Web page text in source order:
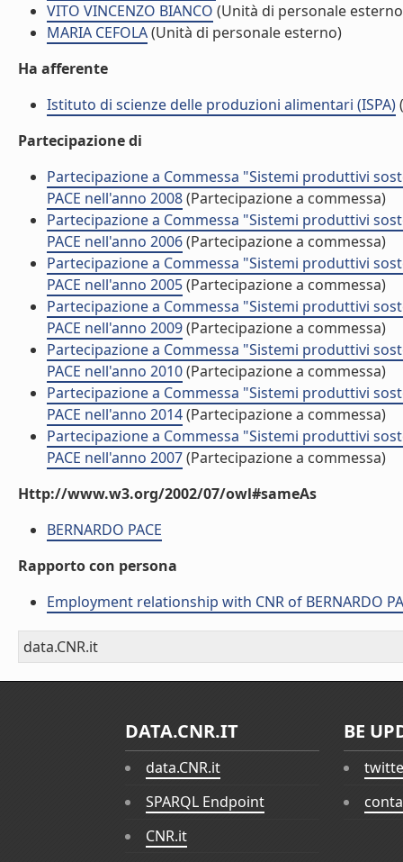
VITO VINCENZO BIANCO (Unità di personale
MARIA CEFOLA(Unità di personale esterno)
Ha afferente
Istituto di scienze delle produzioni alimentari (ISPA)
Partecipazione di
Partecipazione a Commessa "Sistemi produttivi
PACE nell'anno 2008(Partecipazione a commessa)
Partecipazione a Commessa "Sistemi produttivi
PACE nell'anno 2006(Partecipazione a commessa)
Partecipazione a Commessa "Sistemi produttivi
PACE nell'anno 2005(Partecipazione a commessa)
Partecipazione a Commessa "Sistemi produttivi
PACE nell'anno 2009(Partecipazione a commessa)
Partecipazione a Commessa "Sistemi produttivi
PACE nell'anno 2010(Partecipazione a commessa)
Partecipazione a Commessa "Sistemi produttivi
PACE nell'anno 2014(Partecipazione a commessa)
Partecipazione a Commessa "Sistemi produttivi
PACE nell'anno 2007(Partecipazione a commessa)
Http://www.w3.org/2002/07/owl#sameAs
BERNARDO PACE
Rapporto con persona
Employment relationship with CNR of BERNARDO
data.CNR.it
DATA.CNR.IT
data.CNR.it
SPARQL Endpoint
CNR.it
BE